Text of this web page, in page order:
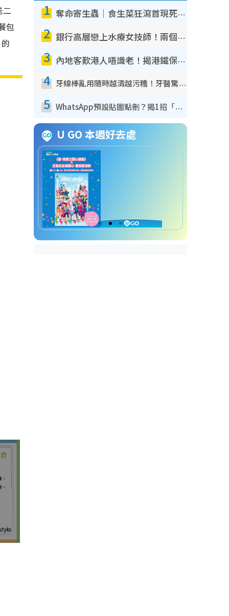
二
包
1 奪命寄生蟲｜食生菜狂瀉首現死者！疫潮惡化錄1.8萬宗病例 揭洗菜3大謬誤
2 銀行高層戀上水療女技師！兩個月借128萬驚覺「沉船」沉落火海 揭背後疑似邪教操控賣淫
3 內地客歎港人唔識老！揭港鐵保鮮級冷氣 港人求放過：咪投訴
4 牙線棒亂用隨時越清越污糟！牙醫驚揭盲目過戶細菌恐致蛀牙：呢種先係日常真保養
5 WhatsApp預設貼圖點刪？揭1招「反向操作」還原簡潔介面 附3步實測教學
U GO 本週好去處